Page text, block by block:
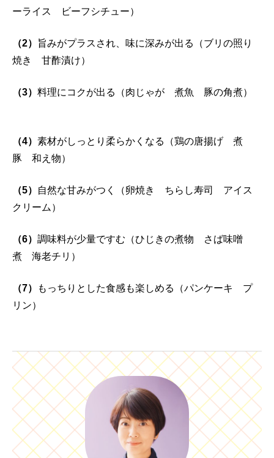
ーライス ビーフシチュー）
（2）
旨みがプラスされ、味に深みが出る（ブリの照り
焼き 甘酢漬け）
（3） 料理にコクが出る（肉じゃが 煮魚 豚の角煮）
（4） 素材がしっとり柔らかくなる（鶏の唐揚げ 煮
豚 和え物）
（5）
自然な甘みがつく（卵焼き ちらし寿司 アイス
クリーム）
（6） 調味料が少量ですむ（ひじきの煮物 さば味噌
煮 海老チリ）
（7）
もっちりとした食感も楽しめる（パンケーキ プ
リン）